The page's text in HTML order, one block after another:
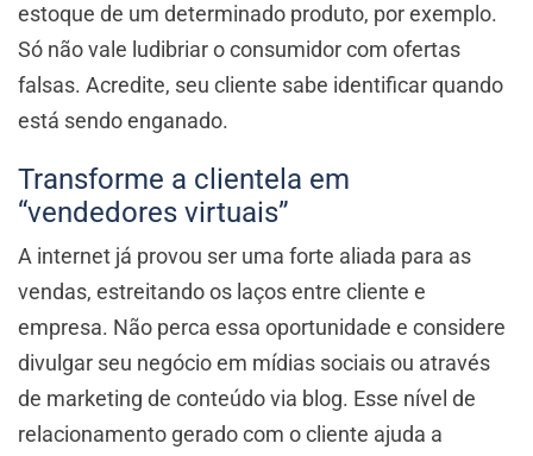
estoque de um determinado produto, por exemplo.
Só não vale ludibriar o consumidor com ofertas
falsas. Acredite, seu cliente sabe identificar quando
está sendo enganado.
Transforme a clientela em
“vendedores virtuais”
A internet já provou ser uma forte aliada para as
vendas, estreitando os laços entre cliente e
empresa. Não perca essa oportunidade e considere
divulgar seu negócio em mídias sociais ou através
de marketing de conteúdo via blog. Esse nível de
relacionamento gerado com o cliente ajuda a